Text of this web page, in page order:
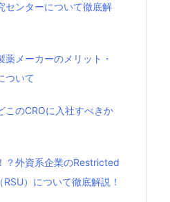
センターについて徹底解
薬メーカーのメリット・
ついて
のCROに入社すべきか
？外資系企業のRestricted
）について徹底解説！